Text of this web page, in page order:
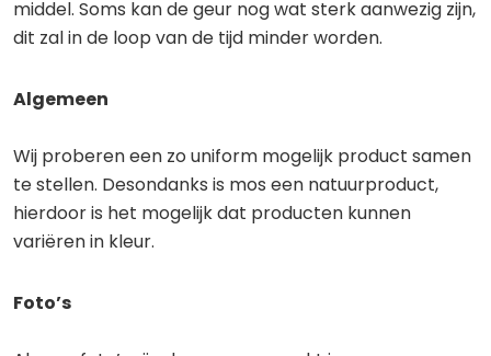
middel. Soms kan de geur nog wat sterk aanwezig zijn,
dit zal in de loop van de tijd minder worden.
Algemeen
Wij proberen een zo uniform mogelijk product samen
te stellen. Desondanks is mos een natuurproduct,
hierdoor is het mogelijk dat producten kunnen
variëren in kleur.
Foto’s